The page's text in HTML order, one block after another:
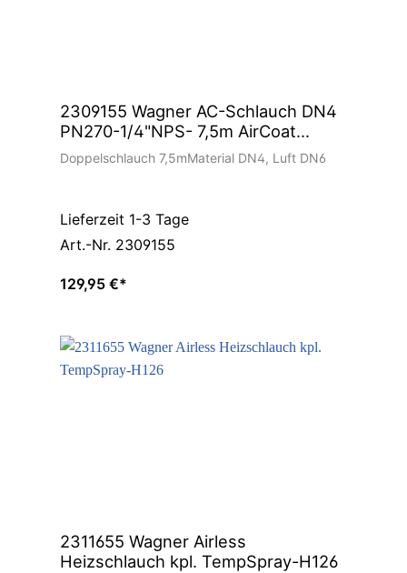
2309155 Wagner AC-Schlauch DN4
PN270-1/4"NPS- 7,5m AirCoat
Schlauchpaket Doppelschlauch
Doppelschlauch 7,5mMaterial DN4, Luft DN6
Lieferzeit 1-3 Tage
Art.-Nr. 2309155
129,95 €*
2311655 Wagner Airless
Heizschlauch kpl. TempSpray-H126